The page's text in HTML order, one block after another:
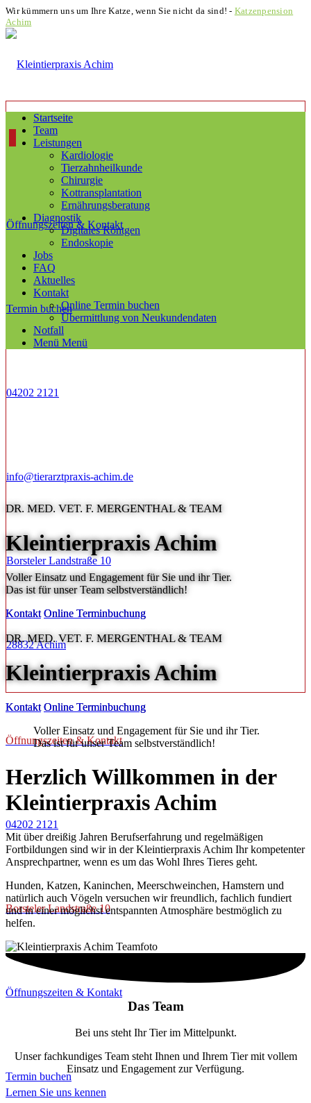
Wir kümmern uns um Ihre Katze, wenn Sie nicht da sind! - Katzenpension
Achim
Öffnungszeiten & Kontakt
Termin buchen
04202 2121
info@tierarztpraxis-achim.de
Borsteler Landstraße 10
28832 Achim
Öffnungszeiten & Kontakt
04202 2121
Borsteler Landstraße 10
Öffnungszeiten & Kontakt
Termin buchen
Startseite
Team
Leistungen
Kardiologie
Tierzahnheilkunde
Chirurgie
Kottransplantation
Ernährungsberatung
Diagnostik
Digitales Röntgen
Endoskopie
Jobs
FAQ
Aktuelles
Kontakt
Online Termin buchen
Übermittlung von Neukundendaten
Notfall
Menü Menü
DR. MED. VET. F. MERGENTHAL & TEAM
Kleintierpraxis Achim
Voller Einsatz und Engagement für Sie und ihr Tier.
Das ist für unser Team selbstverständlich!
Kontakt Online Terminbuchung
DR. MED. VET. F. MERGENTHAL & TEAM
Kleintierpraxis Achim
Kontakt Online Terminbuchung
Voller Einsatz und Engagement für Sie und ihr Tier.
Das ist für unser Team selbstverständlich!
Herzlich Willkommen in der
Kleintierpraxis Achim
Mit über dreißig Jahren Berufserfahrung und regelmäßigen
Fortbildungen sind wir in der Kleintierpraxis Achim Ihr kompetenter
Ansprechpartner, wenn es um das Wohl Ihres Tieres geht.
Hunden, Katzen, Kaninchen, Meerschweinchen, Hamstern und
natürlich auch Vögeln versuchen wir freundlich, fachlich fundiert
und in einer möglichst entspannten Atmosphäre bestmöglich zu
helfen.
Das Team
Bei uns steht Ihr Tier im Mittelpunkt.
Unser fachkundiges Team steht Ihnen und Ihrem Tier mit vollem
Einsatz und Engagement zur Verfügung.
Lernen Sie uns kennen